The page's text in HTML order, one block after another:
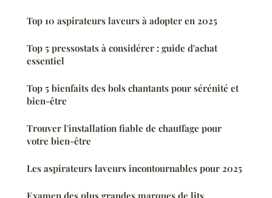
Top 10 aspirateurs laveurs à adopter en 2025
Top 5 pressostats à considérer : guide d'achat
essentiel
Top 5 bienfaits des bols chantants pour sérénité et
bien-être
Trouver l'installation fiable de chauffage pour
votre bien-être
Les aspirateurs laveurs incontournables pour 2025
Examen des plus grandes marques de lits